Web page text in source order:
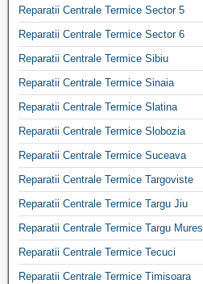
Reparatii Centrale Termice Sector 5
Reparatii Centrale Termice Sector 6
Reparatii Centrale Termice Sibiu
Reparatii Centrale Termice Sinaia
Reparatii Centrale Termice Slatina
Reparatii Centrale Termice Slobozia
Reparatii Centrale Termice Suceava
Reparatii Centrale Termice Targoviste
Reparatii Centrale Termice Targu Jiu
Reparatii Centrale Termice Targu Mures
Reparatii Centrale Termice Tecuci
Reparatii Centrale Termice Timisoara